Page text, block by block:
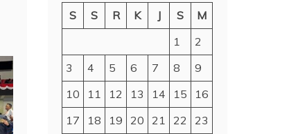
S
S R K J S
M
1
2
3
4 5 6 7 8
9
10
11 12 13 14 15
16
17
18 19 20 21 22
23